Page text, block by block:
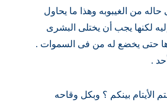
الغيبوبه وهذا ما يحاول
يجب أن يختلى البشرى
يخضع له من فى السموات .
بينكم ؟ وبكل وقاحه